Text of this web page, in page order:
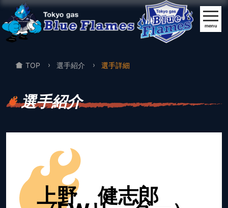
menu
TOP 選手紹介 選手詳細
選手紹介
上野 健志郎